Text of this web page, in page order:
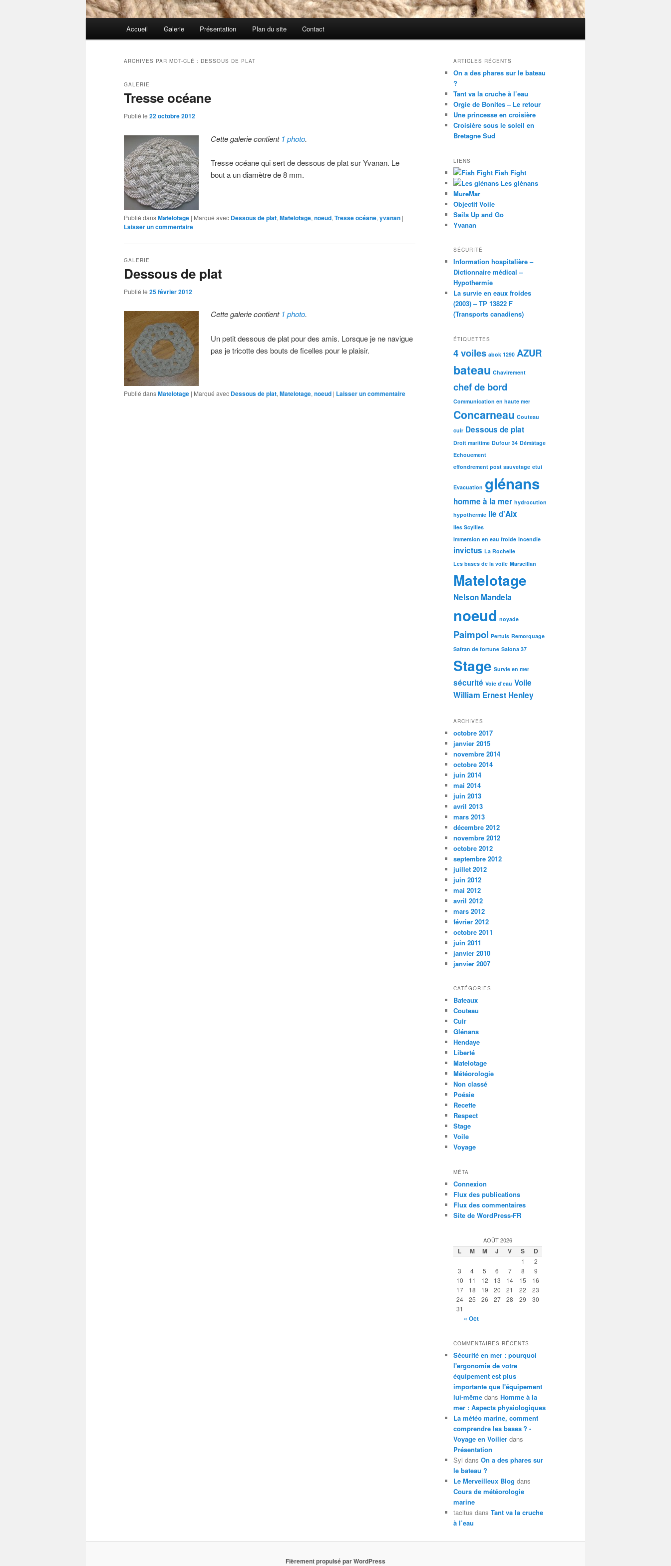
Accueil Galerie Présentation Plan du site Contact
ARCHIVES PAR MOT-CLÉ : DESSOUS DE PLAT
Tresse océane
GALERIE
Publié le 22 octobre 2012
Cette galerie contient 1 photo.
Tresse océane qui sert de dessous de plat sur Yvanan. Le
bout a un diamètre de 8 mm.
Publié dansMatelotage | Marqué avec Dessous de plat, Matelotage, noeud, Tresse océane, yvanan |
Laisser un commentaire
Dessous de plat
GALERIE
Publié le 25 février 2012
Cette galerie contient 1 photo.
Un petit dessous de plat pour des amis. Lorsque je ne navigue
pas je tricotte des bouts de ficelles pour le plaisir.
Publié dansMatelotage | Marqué avec Dessous de plat, Matelotage, noeud | Laisser un commentaire
ARTICLES RÉCENTS
On a des phares sur le bateau
?
Tant va la cruche à l’eau
Orgie de Bonites – Le retour
Une princesse en croisière
Croisière sous le soleil en
Bretagne Sud
LIENS
Fish Fight
Les glénans
MureMar
Objectif Voile
Sails Up and Go
Yvanan
SÉCURITÉ
Information hospitalière –
Dictionnaire médical –
Hypothermie
La survie en eaux froides
(2003) – TP 13822 F
(Transports canadiens)
ÉTIQUETTES
4 voiles abok 1290 AZUR
bateau Chavirement
chef de bord
Communication en haute mer
Concarneau Couteau
cuir Dessous de plat
Droit maritime Dufour 34 Démâtage
Echouement
effondrement post sauvetage etui
Evacuation glénans
homme à la mer hydrocution
hypothermie Ile d'Aix
Iles Scyllies
Immersion en eau froide Incendie
invictus La Rochelle
Les bases de la voile Marseillan
Matelotage
Nelson Mandela
noeud noyade
Paimpol Pertuis Remorquage
Safran de fortune Salona 37
Stage Survie en mer
sécurité Voie d'eau Voile
William Ernest Henley
ARCHIVES
octobre 2017
janvier 2015
novembre 2014
octobre 2014
juin 2014
mai 2014
juin 2013
avril 2013
mars 2013
décembre 2012
novembre 2012
octobre 2012
septembre 2012
juillet 2012
juin 2012
mai 2012
avril 2012
mars 2012
février 2012
octobre 2011
juin 2011
janvier 2010
janvier 2007
CATÉGORIES
Bateaux
Couteau
Cuir
Glénans
Hendaye
Liberté
Matelotage
Météorologie
Non classé
Poésie
Recette
Respect
Stage
Voile
Voyage
MÉTA
Connexion
Flux des publications
Flux des commentaires
Site de WordPress-FR
AOÛT 2026
L M M J V S D
1
2
3
4 5 6 7 8
9
10
11 12 13 14 15
16
17
18 19 20 21 22
23
24
25 26 27 28 29
30
31
« Oct
COMMENTAIRES RÉCENTS
Sécurité en mer : pourquoi
l'ergonomie de votre
équipement est plus
importante que l'équipement
lui-même dans Homme à la
mer : Aspects physiologiques
La météo marine, comment
comprendre les bases ? -
Voyage en Voilier dans
Présentation
Syl dans On a des phares sur
le bateau ?
Le Merveilleux Blog dans
Cours de météorologie
marine
tacitus dans Tant va la cruche
à l’eau
Fièrement propulsé par WordPress